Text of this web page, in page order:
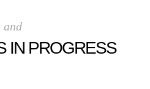
and
IN PROGRESS